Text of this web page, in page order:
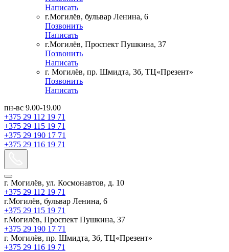
Написать
г.Могилёв, бульвар Ленина, 6
Позвонить
Написать
г.Могилёв, Проспект Пушкина, 37
Позвонить
Написать
г. Могилёв, пр. Шмидта, 3б, ТЦ«Презент»
Позвонить
Написать
пн-вс 9.00-19.00
+375 29 112 19 71
+375 29 115 19 71
+375 29 190 17 71
+375 29 116 19 71
г. Могилёв, ул. Космонавтов, д. 10
+375 29 112 19 71
г.Могилёв, бульвар Ленина, 6
+375 29 115 19 71
г.Могилёв, Проспект Пушкина, 37
+375 29 190 17 71
г. Могилёв, пр. Шмидта, 3б, ТЦ«Презент»
+375 29 116 19 71